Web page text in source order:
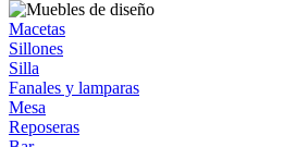
Macetas
Sillones
Silla
Fanales y lamparas
Mesa
Reposeras